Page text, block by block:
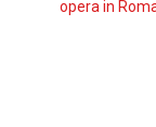
opera in